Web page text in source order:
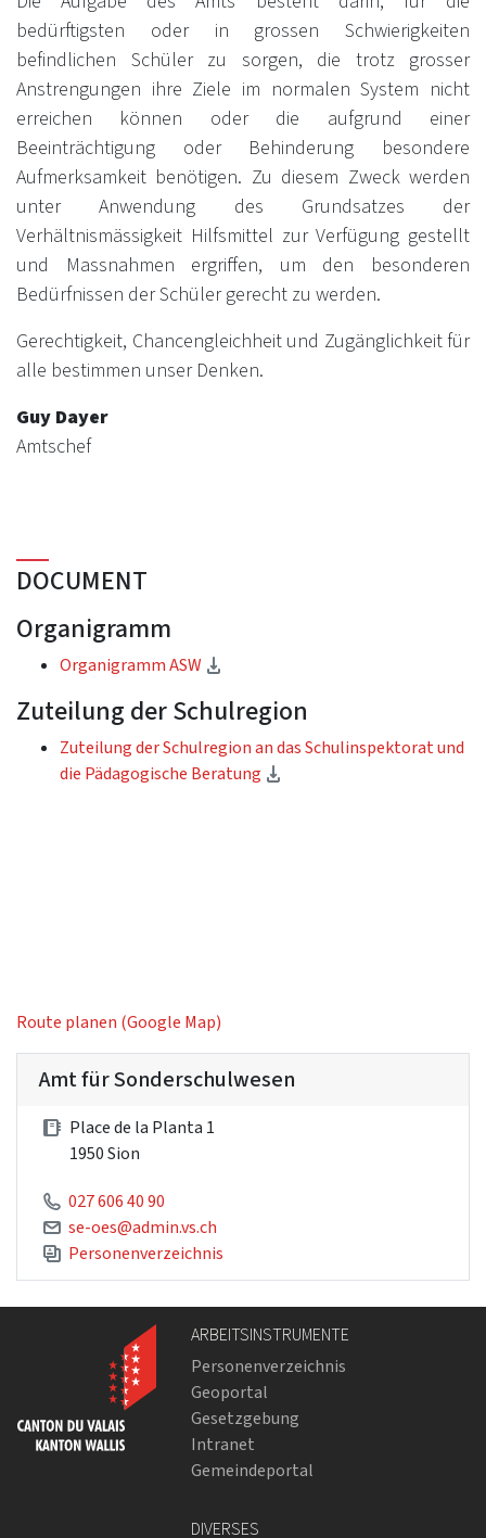
bedürftigsten oder in grossen Schwierigkeiten
befindlichen Schüler zu sorgen, die trotz grosser
Anstrengungen ihre Ziele im normalen System nicht
erreichen können oder die aufgrund einer
Beeinträchtigung oder Behinderung besondere
Aufmerksamkeit benötigen. Zu diesem Zweck werden
unter Anwendung des Grundsatzes der
Verhältnismässigkeit Hilfsmittel zur Verfügung gestellt
und Massnahmen ergriffen, um den besonderen
Bedürfnissen der Schüler gerecht zu werden.
Gerechtigkeit, Chancengleichheit und Zugänglichkeit für
alle bestimmen unser Denken.
Guy Dayer
Amtschef
DOCUMENT
Organigramm
Organigramm ASW
Zuteilung der Schulregion
Zuteilung der Schulregion an das Schulinspektorat und
die Pädagogische Beratung
Route planen (Google Map)
Amt für Sonderschulwesen
Place de la Planta 1
1950 Sion
027 606 40 90
se-oes@admin.vs.ch
Personenverzeichnis
ARBEITSINSTRUMENTE
Personenverzeichnis
Geoportal
Gesetzgebung
Intranet
Gemeindeportal
DIVERSES